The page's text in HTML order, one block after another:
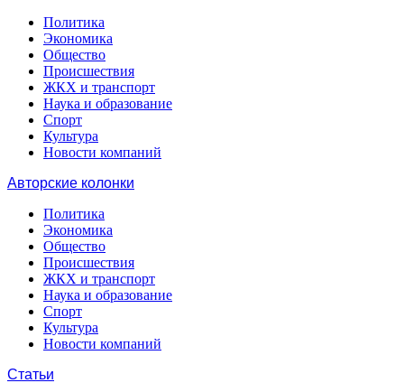
Политика
Экономика
Общество
Происшествия
ЖКХ и транспорт
Наука и образование
Спорт
Культура
Новости компаний
Авторские колонки
Политика
Экономика
Общество
Происшествия
ЖКХ и транспорт
Наука и образование
Спорт
Культура
Новости компаний
Статьи